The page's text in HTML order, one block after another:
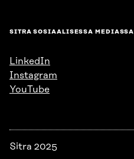
SITRA SOSIAALISESSA MEDIASSA
LinkedIn
Instagram
YouTube
Sitra 2025